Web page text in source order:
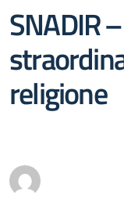
SNADIR
religione